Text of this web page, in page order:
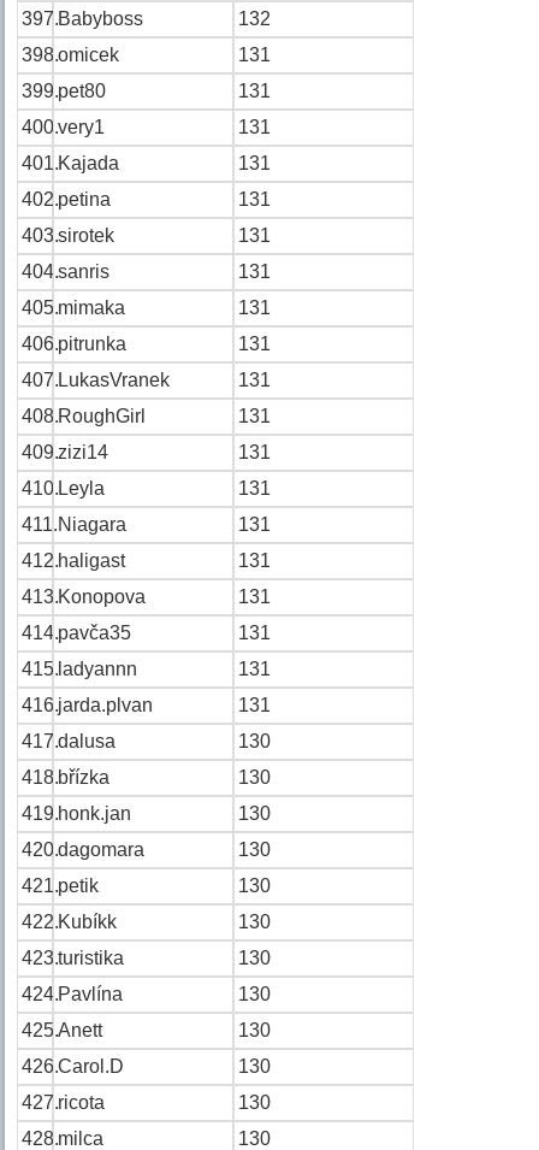
397.Babyboss
132
398.omicek
131
399.pet80
131
400.very1
131
401.Kajada
131
402.petina
131
403.sirotek
131
404.sanris
131
405.mimaka
131
406.pitrunka
131
407.LukasVranek
131
408.RoughGirl
131
409.zizi14
131
410.Leyla
131
411.Niagara
131
412.haligast
131
413.Konopova
131
414.pavča35
131
415. ladyannn
131
416.jarda.plvan
131
417.dalusa
130
418.břízka
130
419.honk.jan
130
420.dagomara
130
421.petik
130
422.Kubíkk
130
423.turistika
130
424.Pavlína
130
425.Anett
130
426.Carol.D
130
427.ricota
130
428.milca 130